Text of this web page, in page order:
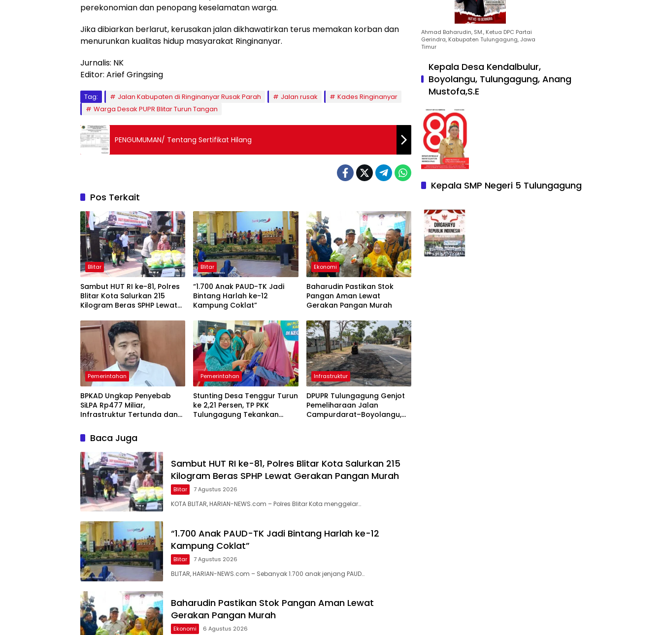
perekonomian dan penopang keselamatan warga.
Jika dibiarkan berlarut, kerusakan jalan dikhawatirkan terus memakan korban dan
menurunkan kualitas hidup masyarakat Ringinanyar.
Jurnalis: NK
Editor: Arief Gringsing
Tag: Jalan Kabupaten di Ringinanyar Rusak Parah Jalan rusak
Kades Ringinanyar
Warga Desak PUPR Blitar Turun Tangan
PENGUMUMAN/ Tentang Sertifikat Hilang
Pos Terkait
Blitar
Sambut HUT RI ke-81, Polres
Blitar Kota Salurkan 215
Kilogram Beras SPHP Lewat
Blitar
“1.700 Anak PAUD-TK Jadi
Bintang Harlah ke-12
Kampung Coklat”
Ekonomi
Baharudin Pastikan Stok
Pangan Aman Lewat
Gerakan Pangan Murah
Pemerintahan
BPKAD Ungkap Penyebab
SiLPA Rp477 Miliar,
Infrastruktur Tertunda dan
Pemerintahan
Stunting Desa Tenggur Turun
ke 2,21 Persen, TP PKK
Tulungagung Tekankan
Infrastruktur
DPUPR Tulungagung Genjot
Pemeliharaan Jalan
Campurdarat–Boyolangu,
Baca Juga
Sambut HUT RI ke-81, Polres Blitar Kota Salurkan 215
Kilogram Beras SPHP Lewat Gerakan Pangan Murah
Blitar 7 Agustus 2026
KOTA BLITAR, HARIAN-NEWS.com – Polres Blitar Kota menggelar…
“1.700 Anak PAUD-TK Jadi Bintang Harlah ke-12
Kampung Coklat”
Blitar 7 Agustus 2026
BLITAR, HARIAN-NEWS.com – Sebanyak 1.700 anak jenjang PAUD…
Baharudin Pastikan Stok Pangan Aman Lewat
Gerakan Pangan Murah
Ekonomi 6 Agustus 2026
Ahmad Baharudin, SM., Ketua DPC Partai
Gerindra, Kabupaten Tulungagung, Jawa
Timur
Kepala Desa Kendalbulur,
Boyolangu, Tulungagung, Anang
Mustofa,S.E
Kepala SMP Negeri 5 Tulungagung